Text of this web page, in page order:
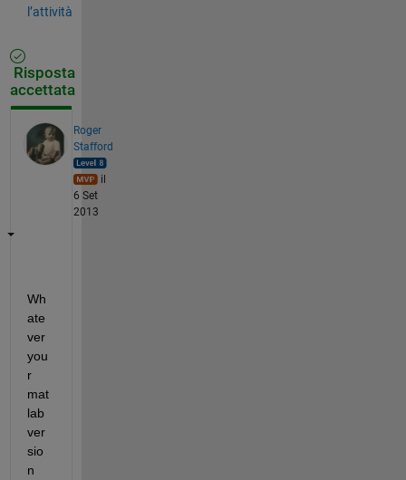
l’attività
Risposta
accettata
Roger
Stafford
il
6 Set
2013
Wh
ate
ver
you
r
mat
lab
ver
sio
n